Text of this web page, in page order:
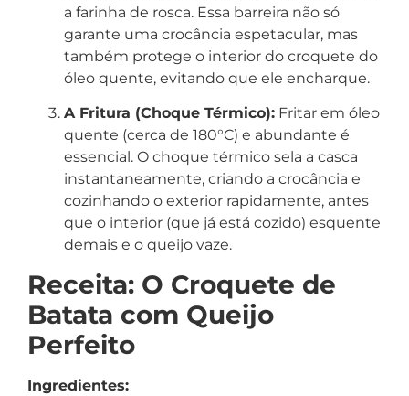
a farinha de rosca. Essa barreira não só
garante uma crocância espetacular, mas
também protege o interior do croquete do
óleo quente, evitando que ele encharque.
A Fritura (Choque Térmico): Fritar em óleo
quente (cerca de 180°C) e abundante é
essencial. O choque térmico sela a casca
instantaneamente, criando a crocância e
cozinhando o exterior rapidamente, antes
que o interior (que já está cozido) esquente
demais e o queijo vaze.
Receita: O Croquete de
Batata com Queijo
Perfeito
Ingredientes: